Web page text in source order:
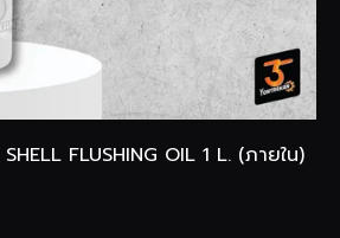
FLUSHING OIL 1 L. (ภายใน)